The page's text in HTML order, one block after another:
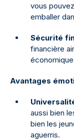
vous
emballer
Sécurité
financière
Avantages
aussi bien
bien les
aguerris.